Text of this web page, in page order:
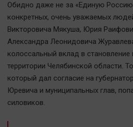
Hедвижимость
Образование
Автомобили
XX век: криминальные уроки
Банки
Медиаграмотность
Медицина
Новости компаний
Обидно даже не за «Единую
конкретных, очень уважаемых
Викторовича Мякуша, Юрия
Александра Леонидовича
колоссальный вклад в становление
территории Челябинской области.
который дал согласие на
Юревича и муниципальных глав,
силовиков.